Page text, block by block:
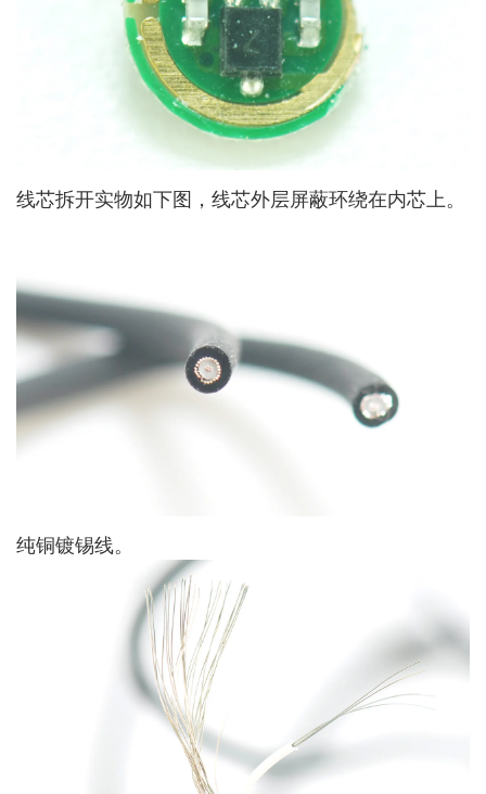
线芯拆开实物如下图，线芯外层屏蔽环绕在内芯上。
纯铜镀锡线。